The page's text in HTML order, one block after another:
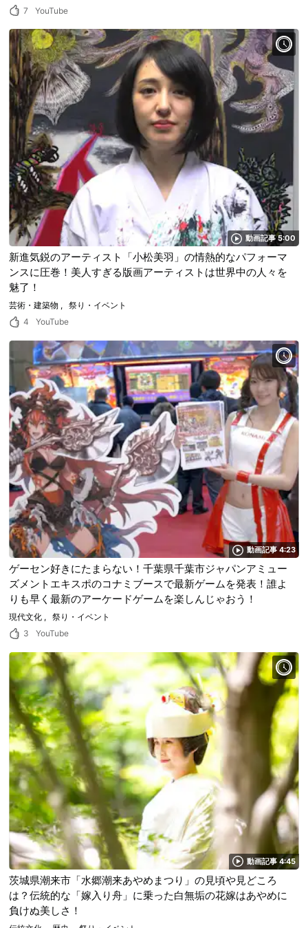
7
YouTube
動画記事 5:00
新進気鋭のアーティスト「小松美羽」の情熱的なパフォーマ
ンスに圧巻！美人すぎる版画アーティストは世界中の人々を
魅了！
芸術・建築物
祭り・イベント
4
YouTube
動画記事 4:23
ゲーセン好きにたまらない！千葉県千葉市ジャパンアミュー
ズメントエキスポのコナミブースで最新ゲームを発表！誰よ
りも早く最新のアーケードゲームを楽しんじゃおう！
現代文化
祭り・イベント
3
YouTube
動画記事 4:45
茨城県潮来市「水郷潮来あやめまつり」の見頃や見どころ
は？伝統的な「嫁入り舟」に乗った白無垢の花嫁はあやめに
負けぬ美しさ！